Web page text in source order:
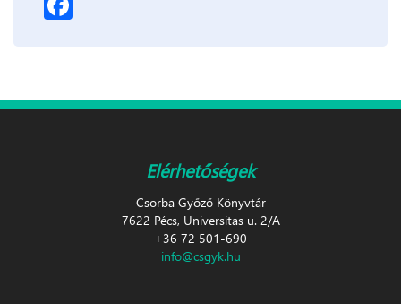
Elérhetőségek
Csorba Győző Könyvtár
7622 Pécs, Universitas u. 2/A
+36 72 501-690
info@csgyk.hu